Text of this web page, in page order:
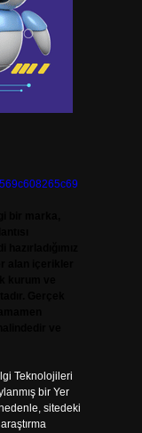
Teknolojileri
bir Yer
sitedeki